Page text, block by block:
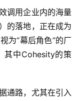
调用企业内的海量
的落地，正在成为
为“幕后角色”的厂
中Cohesity的策
通路，尤其在引入